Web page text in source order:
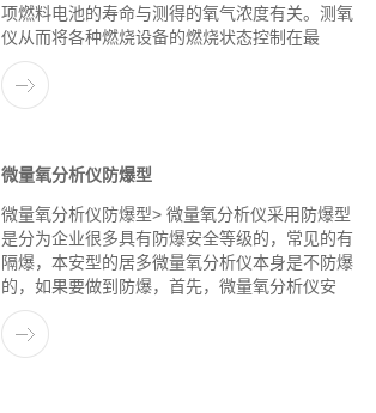
项燃料电池的寿命与测得的氧气浓度有关。测氧
仪从而将各种燃烧设备的燃烧状态控制在最
微量氧分析仪防爆型
微量氧分析仪防爆型> 微量氧分析仪采用防爆型
是分为企业很多具有防爆安全等级的，常见的有
隔爆，本安型的居多微量氧分析仪本身是不防爆
的，如果要做到防爆，首先，微量氧分析仪安